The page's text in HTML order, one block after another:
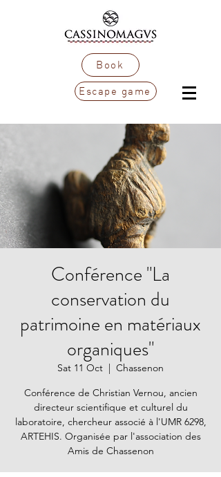
Book
Escape game
Conférence "La
conservation du
patrimoine en matériaux
organiques"
Sat 11 Oct
  |
Chassenon
Conférence de Christian Vernou, ancien
directeur scientifique et culturel du
laboratoire, chercheur associé à l'UMR 6298,
ARTEHIS. Organisée par l'association des
Amis de Chassenon